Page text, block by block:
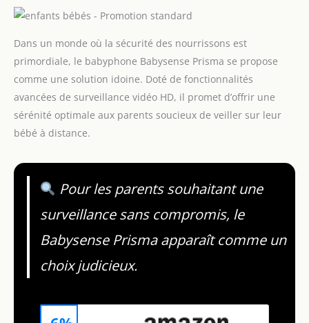
Dans un monde où la sécurité des nourrissons est
primordiale, le babyphone Babysense Prisma se propose
comme une solution idoine. Doté de fonctionnalités
avancées de surveillance vidéo HD, il promet d’offrir une
sérénité optimale aux parents soucieux de veiller sur leur
bébé à distance.
Pour les parents souhaitant une
surveillance sans compromis, le
Babysense Prisma apparaît comme un
choix judicieux.